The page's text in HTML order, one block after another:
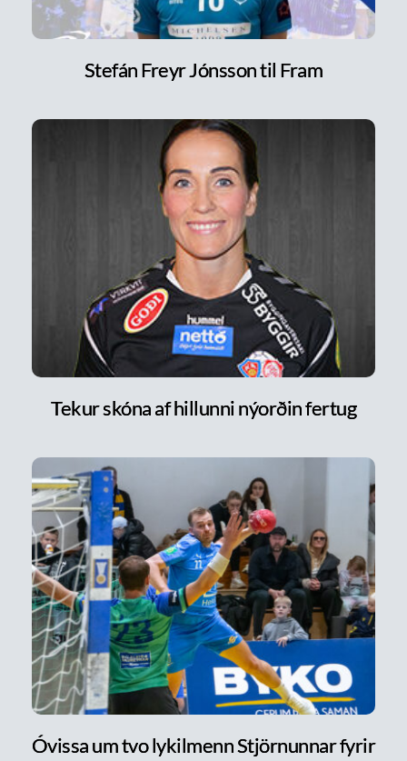
Stefán Freyr Jónsson til Fram
Tekur skóna af hillunni nýorðin fertug
Óvissa um tvo lykilmenn Stjörnunnar fyrir